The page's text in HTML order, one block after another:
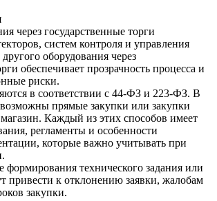
через государственные торги
систем контроля и управления
оборудования через
обеспечивает прозрачность процесса и
риски.
в соответствии с 44-ФЗ и 223-ФЗ. В
прямые закупки или закупки
Каждый из этих способов имеет
регламенты и особенности
которые важно учитывать при
формирования технического задания или
привести к отклонению заявки, жалобам
закупки.